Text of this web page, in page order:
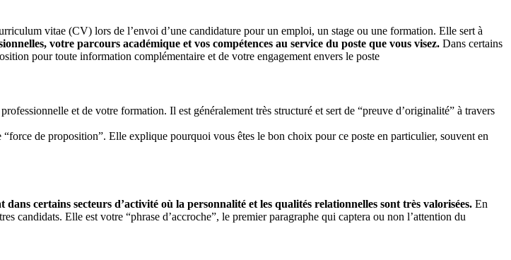
vitae (CV) lors de l’envoi d’une candidature pour un emploi, un stage ou une formation. Elle sert à
votre parcours académique et vos compétences au service du poste que vous visez. Dans certains
pour toute information complémentaire et de votre engagement envers le poste
et de votre formation. Il est généralement très structuré et sert de “preuve d’originalité” à travers
de proposition”. Elle explique pourquoi vous êtes le bon choix pour ce poste en particulier, souvent en
certains secteurs d’activité où la personnalité et les qualités relationnelles sont très valorisées. En
candidats. Elle est votre “phrase d’accroche”, le premier paragraphe qui captera ou non l’attention du